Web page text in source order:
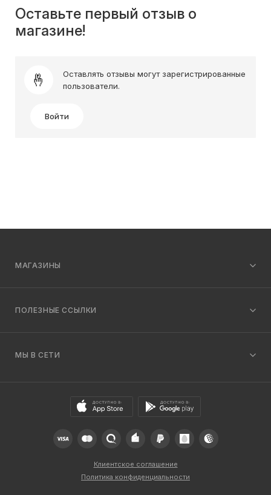
Оставьте первый отзыв о
магазине!
Оставлять отзывы могут зарегистрированные
пользователи.
Войти
МАГАЗИНЫ
ПОЛЕЗНЫЕ ССЫЛКИ
МЫ В СЕТИ
Клиентское соглашение
Политика конфиденциальности